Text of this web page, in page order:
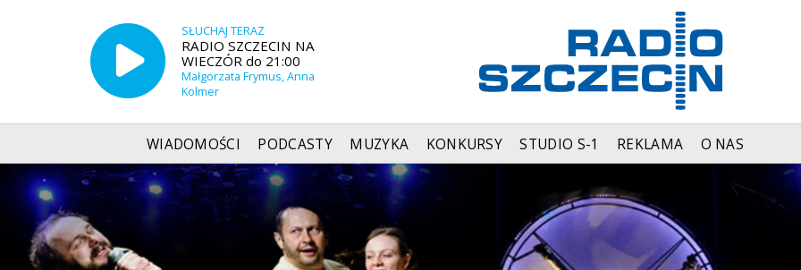
SŁUCHAJ TERAZ
RADIO SZCZECIN NA
WIECZÓR do 21:00
Małgorzata Frymus, Anna
Kolmer
WIADOMOŚCI PODCASTY MUZYKA KONKURSY STUDIO S-1 REKLAMA O NAS